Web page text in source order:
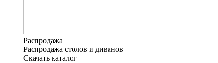
Распродажа
Распродажа столов и диванов
Скачать каталог